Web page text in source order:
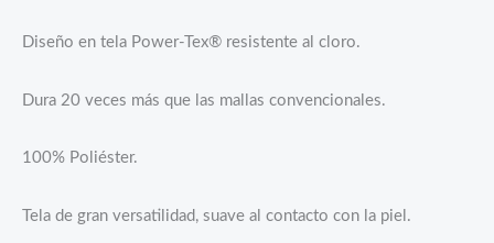
Diseño en tela Power-Tex® resistente al cloro.
Dura 20 veces más que las mallas convencionales.
100% Poliéster.
Tela de gran versatilidad, suave al contacto con la piel.